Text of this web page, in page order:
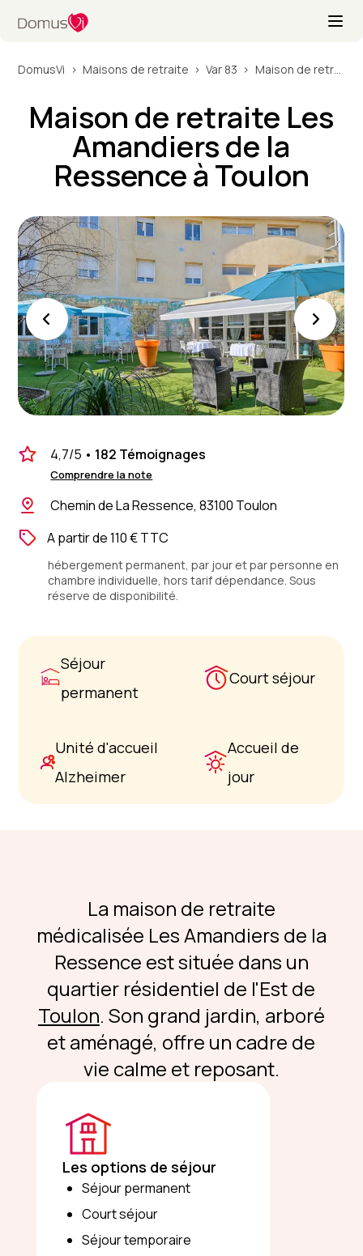
DomusVi Maisons de retraite Var 83 Maison de retraite Les Amandiers de la Ressence à Toulon
Maison de retraite Les
Amandiers de la
Ressence à Toulon
4,7/5 • 182 Témoignages
Comprendre la note
Chemin de La Ressence, 83100 Toulon
A partir de 110 € TTC
hébergement permanent, par jour et par personne en
chambre individuelle, hors tarif dépendance. Sous
réserve de disponibilité.
Séjour
permanent
Court séjour
Unité d'accueil
Alzheimer
Accueil de
jour
La maison de retraite
médicalisée Les Amandiers de la
Ressence est située dans un
quartier résidentiel de l'Est de
Toulon. Son grand jardin, arboré
et aménagé, offre un cadre de
vie calme et reposant.
Les options de séjour
Séjour permanent
Court séjour
Séjour temporaire